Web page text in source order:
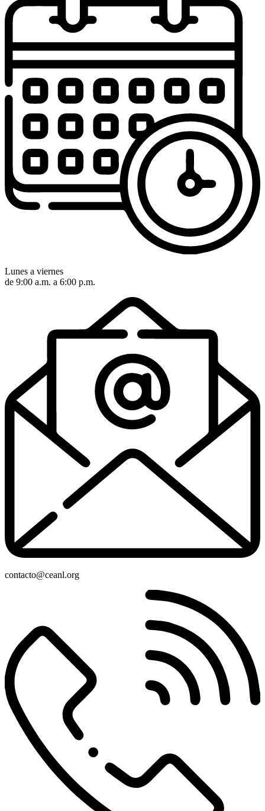
Lunes a viernes
de 9:00 a.m. a 6:00 p.m.
contacto@ceanl.org